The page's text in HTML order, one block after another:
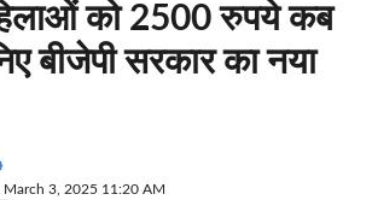
को 2500 रुपये कब
बीजेपी सरकार का नया
3, 2025 11:20 AM